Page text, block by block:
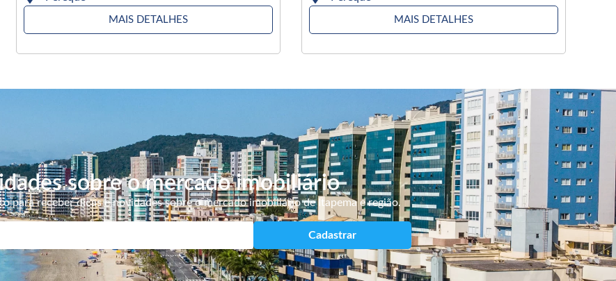
MAIS DETALHES MAIS DETALHES
sobre o mercado imobiliário
para receber dicas e novidades sobre o mercado imobiliário de Itapema e região.